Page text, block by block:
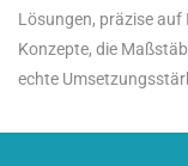
Lösungen, präzise
Konzepte, die
echte